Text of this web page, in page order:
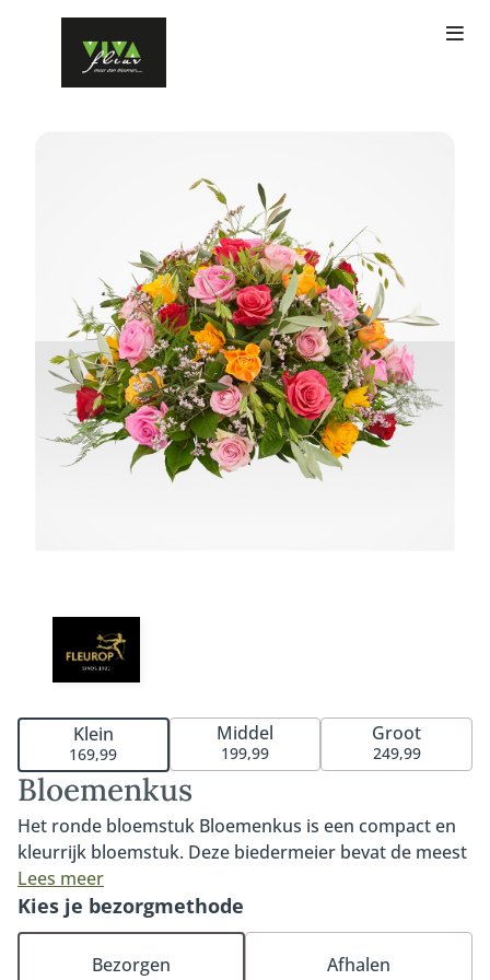
Bloemenkus
Het ronde bloemstuk Bloemenkus is een compact en
kleurrijk bloemstuk. Deze biedermeier bevat de meest
bijzondere rozen in warme tinten. Een prachtig
rouwstuk voor een liefdevol afscheid. Het bloemstuk
wordt rond samengesteld. Deze bindwijze staat ook
bekend als Biedermeier. Vanaf verschillende kanten
Lees meer
Klein
169,99
Middel
199,99
Groot
249,99
Kies je bezorgmethode
Bezorgen Afhalen